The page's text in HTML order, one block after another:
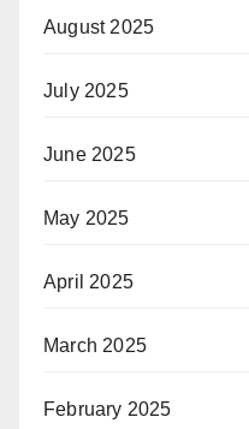
August 2025
July 2025
June 2025
May 2025
April 2025
March 2025
February 2025